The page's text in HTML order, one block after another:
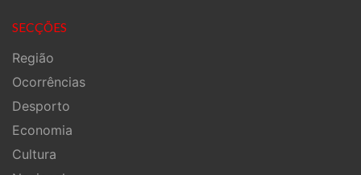
SECÇÕES
Região
Ocorrências
Desporto
Economia
Cultura